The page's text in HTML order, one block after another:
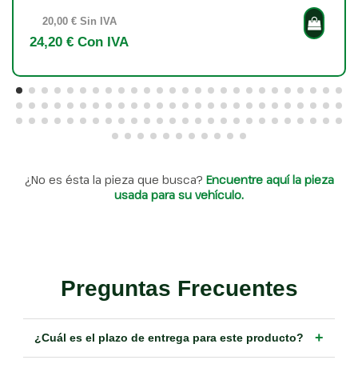
20,00 € Sin IVA
24,20 € Con IVA
¿No es ésta la pieza que busca? Encuentre aquí la pieza
usada para su vehículo.
Preguntas Frecuentes
¿Cuál es el plazo de entrega para este producto? +